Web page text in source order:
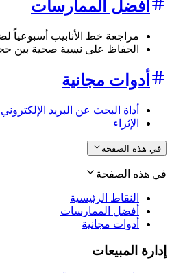
أفضل الممارسات
مراجعة خط الأنابيب أسبوعياً
الحفاظ على نسبة صحية بين
أدوات مجانية
أداة البحث عن البريد الإلكتروني
الإثراء
في هذه الصفحة
في هذه الصفحة
النقاط الرئيسية
أفضل الممارسات
أدوات مجانية
إدارة المبيعات